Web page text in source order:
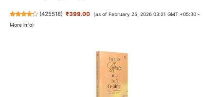
(425518) ₹399.00
(as of February 25, 2026 03:21 GMT +05:30 -
More info)